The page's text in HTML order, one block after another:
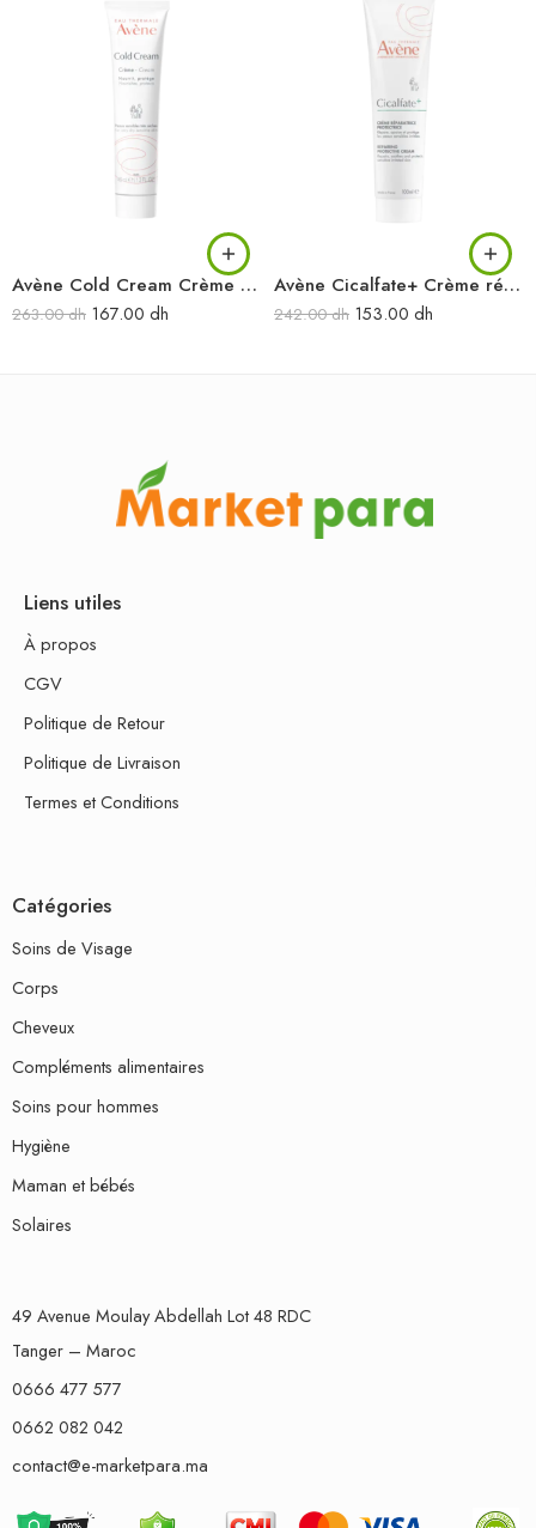
Avène Cold Cream Crème 100 ml
263.00dh 167.00 dh
Avène Cicalfate+ Crème réparatrice protectrice 100 ml
242.00dh 153.00 dh
Liens utiles
À propos
CGV
Politique de Retour
Politique de Livraison
Termes et Conditions
Catégories
Soins de Visage
Corps
Cheveux
Compléments alimentaires
Soins pour hommes
Hygiène
Maman et bébés
Solaires
49 Avenue Moulay Abdellah Lot 48 RDC
Tanger – Maroc
0666 477 577
0662 082 042
contact@e-marketpara.ma